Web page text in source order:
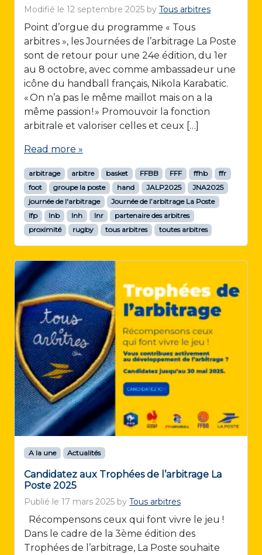
Modifié le 12 septembre 2025 by Tous arbitres
Point d’orgue du programme « Tous
arbitres », les Journées de l’arbitrage La Poste
sont de retour pour une 24e édition, du 1er
au 8 octobre, avec comme ambassadeur une
icône du handball français, Nikola Karabatic.
« On n’a pas le même maillot mais on a la
même passion ! » Promouvoir la fonction
arbitrale et valoriser celles et ceux […]
Read more »
arbitrage arbitre basket FFBB FFF ffhb
ffr
foot
groupe la poste hand JALP2025
JNA2025
journée de l'arbitrage
Journée de l’arbitrage La Poste
lfp
lnb lnh lnr
partenaire des arbitres
proximité
rugby tous arbitres toutes arbitres
A la une Actualités
Candidatez aux Trophées de l’arbitrage La
Poste 2025
Publié le 17 mars 2025 by Tous arbitres
Récompensons ceux qui font vivre le jeu !
Dans le cadre de la 3ème édition des
Trophées de l’arbitrage, La Poste souhaite